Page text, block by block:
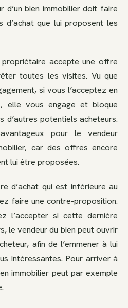
d’un bien immobilier doit faire
que lui proposent les
accepte une offre
toutes les visites. Vu que
si vous l’acceptez en
elle vous engage et bloque
d’autres potentiels acheteurs.
pour le vendeur
car des offres encore
lui être proposées.
d’achat qui est inférieure au
faire une contre-proposition.
l’accepter si cette dernière
le vendeur du bien peut ouvrir
afin de l’emmener à lui
intéressantes. Pour arriver à
immobilier peut par exemple